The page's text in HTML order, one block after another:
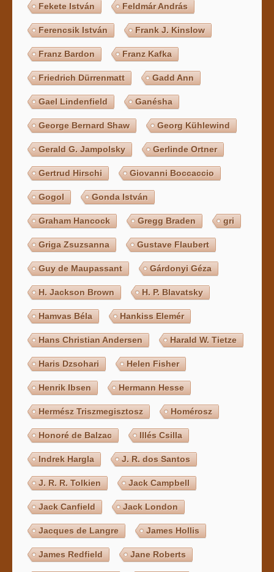
Fekete István Feldmár András
Ferencsik István Frank J. Kinslow
Franz Bardon Franz Kafka
Friedrich Dürrenmatt Gadd Ann
Gael Lindenfield Ganésha
George Bernard Shaw Georg Kühlewind
Gerald G. Jampolsky Gerlinde Ortner
Gertrud Hirschi Giovanni Boccaccio
Gogol Gonda István
Graham Hancock Gregg Braden gri
Griga Zsuzsanna Gustave Flaubert
Guy de Maupassant Gárdonyi Géza
H. Jackson Brown H. P. Blavatsky
Hamvas Béla Hankiss Elemér
Hans Christian Andersen Harald W. Tietze
Haris Dzsohari Helen Fisher
Henrik Ibsen Hermann Hesse
Hermész Triszmegisztosz Homérosz
Honoré de Balzac Illés Csilla
Indrek Hargla J. R. dos Santos
J. R. R. Tolkien Jack Campbell
Jack Canfield Jack London
Jacques de Langre James Hollis
James Redfield Jane Roberts